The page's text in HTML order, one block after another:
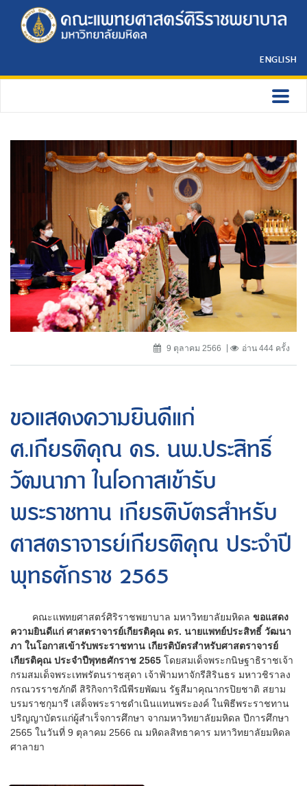
ENGLISH
9 ตุลาคม 2566 อ่าน 444 ครั้ง
ขอแสดงความยินดีแก่
ศ.เกียรติคุณ ดร. นพ.ประสิทธิ์
วัฒนาภา ในโอกาสเข้ารับ
พระราชทาน เกียรติบัตรสำหรับ
ศาสตราจารย์เกียรติคุณ ประจำปี
พุทธศักราช 2565
คณะแพทยศาสตร์ศิริราชพยาบาล มหาวิทยาลัยมหิดล ขอแสดง
ความยินดีแก่ ศาสตราจารย์เกียรติคุณ ดร. นายแพทย์ประสิทธิ์ วัฒนา
ภา ในโอกาสเข้ารับพระราชทาน เกียรติบัตรสำหรับศาสตราจารย์
เกียรติคุณ ประจำปีพุทธศักราช 2565 โดยสมเด็จพระกนิษฐาธิราชเจ้า
กรมสมเด็จพระเทพรัตนราชสุดา เจ้าฟ้ามหาจักรีสิรินธร มหาวชิราลง
กรณวรราชภักดี สิริกิจการิณีพีรยพัฒน รัฐสีมาคุณากรปิยชาติ สยาม
บรมราชกุมารี เสด็จพระราชดำเนินแทนพระองค์ ในพิธีพระราชทาน
ปริญญาบัตรแก่ผู้สำเร็จการศึกษา จากมหาวิทยาลัยมหิดล ปีการศึกษา
2565 ในวันที่ 9 ตุลาคม 2566 ณ มหิดลสิทธาคาร มหาวิทยาลัยมหิดล
ศาลายา